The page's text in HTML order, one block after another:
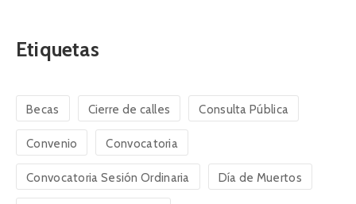
Etiquetas
Becas Cierre de calles Consulta Pública
Convenio Convocatoria
Convocatoria Sesión Ordinaria Día de Muertos